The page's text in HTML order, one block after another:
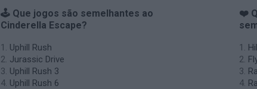
🕹️ Que jogos são semelhantes ao
Cinderella Escape?
Uphill Rush
Jurassic Drive
Uphill Rush 3
Uphill Rush 6
❤️